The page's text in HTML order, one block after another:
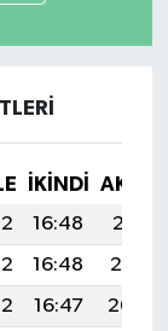
İKINDI
16:48
20:11
16:48
20:10
16:47
20:09